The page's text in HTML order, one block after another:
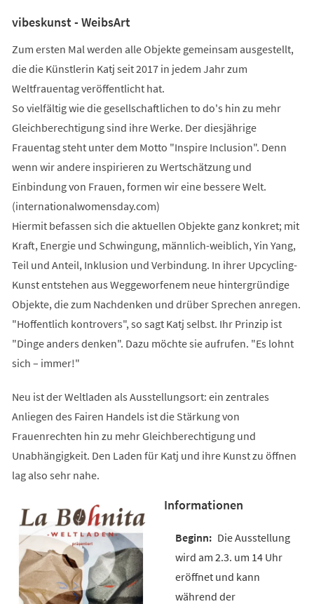
vibeskunst - WeibsArt
Zum ersten Mal werden alle Objekte gemeinsam ausgestellt,
die die Künstlerin Katj seit 2017 in jedem Jahr zum
Weltfrauentag veröffentlicht hat.
So vielfältig wie die gesellschaftlichen to do's hin zu mehr
Gleichberechtigung sind ihre Werke. Der diesjährige
Frauentag steht unter dem Motto "Inspire Inclusion". Denn
wenn wir andere inspirieren zu Wertschätzung und
Einbindung von Frauen, formen wir eine bessere Welt.
(internationalwomensday.com)
Hiermit befassen sich die aktuellen Objekte ganz konkret; mit
Kraft, Energie und Schwingung, männlich-weiblich, Yin Yang,
Teil und Anteil, Inklusion und Verbindung. In ihrer Upcycling-
Kunst entstehen aus Weggeworfenem neue hintergründige
Objekte, die zum Nachdenken und drüber Sprechen anregen.
"Hoffentlich kontrovers", so sagt Katj selbst. Ihr Prinzip ist
"Dinge anders denken". Dazu möchte sie aufrufen. "Es lohnt
sich – immer!"
Neu ist der Weltladen als Ausstellungsort: ein zentrales
Anliegen des Fairen Handels ist die Stärkung von
Frauenrechten hin zu mehr Gleichberechtigung und
Unabhängigkeit. Den Laden für Katj und ihre Kunst zu öffnen
lag also sehr nahe.
Informationen
Die Ausstellung
wird am 2.3. um 14 Uhr
eröffnet und kann
während der